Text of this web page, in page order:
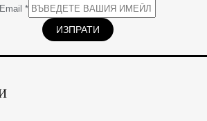
Email *
ИЗПРАТИ